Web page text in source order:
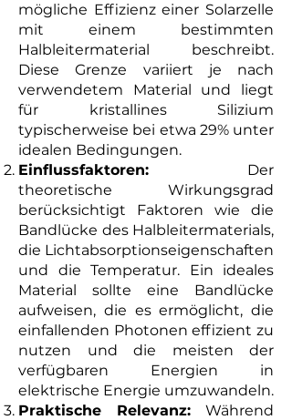
mögliche Effizienz einer Solarzelle
mit einem bestimmten
Halbleitermaterial beschreibt.
Diese Grenze variiert je nach
verwendetem Material und liegt
für kristallines Silizium
typischerweise bei etwa 29% unter
idealen Bedingungen.
Einflussfaktoren: Der
theoretische Wirkungsgrad
berücksichtigt Faktoren wie die
Bandlücke des Halbleitermaterials,
die Lichtabsorptionseigenschaften
und die Temperatur. Ein ideales
Material sollte eine Bandlücke
aufweisen, die es ermöglicht, die
einfallenden Photonen effizient zu
nutzen und die meisten der
verfügbaren Energien in
elektrische Energie umzuwandeln.
Praktische Relevanz: Während